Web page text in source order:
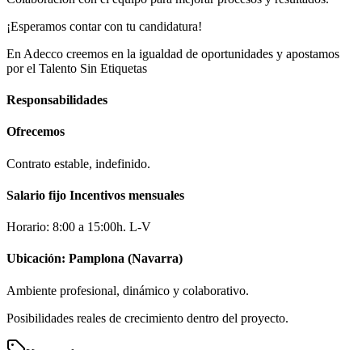
¡Esperamos contar con tu candidatura!
En Adecco creemos en la igualdad de oportunidades y apostamos
por el Talento Sin Etiquetas
Responsabilidades
Ofrecemos
Contrato estable, indefinido.
Salario fijo Incentivos mensuales
Horario: 8:00 a 15:00h. L-V
Ubicación: Pamplona (Navarra)
Ambiente profesional, dinámico y colaborativo.
Posibilidades reales de crecimiento dentro del proyecto.